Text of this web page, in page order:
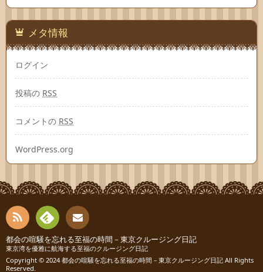
メタ情報
ログイン
投稿の RSS
コメントの RSS
WordPress.org
RSS
Fee
dly
お問
い合
都会の喧騒を忘れる至福の時間－東京クルージング日記
東京湾を優雅に航海する至福のクルージング日記
Copyright © 2024都会の喧騒を忘れる至福の時間－東京クルージング日記 All Rights
Reserved.